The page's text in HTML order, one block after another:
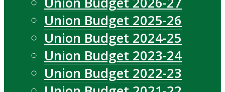
Union Budget 2025-26
Union Budget 2024-25
Union Budget 2023-24
Union Budget 2022-23